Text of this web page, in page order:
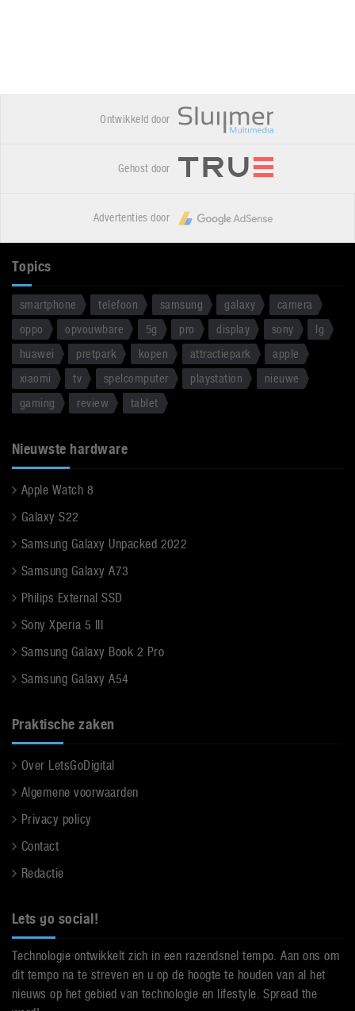
Ontwikkeld door
Gehost door
Advertenties door
Topics
smartphone telefoon samsung galaxy
camera
oppo
opvouwbare 5g pro display sony
lg
huawei
pretpark kopen attractiepark
apple
xiaomi
tv spelcomputer playstation
nieuwe
gaming
review tablet
Nieuwste hardware
Apple Watch 8
Galaxy S22
Samsung Galaxy Unpacked 2022
Samsung Galaxy A73
Philips External SSD
Sony Xperia 5 III
Samsung Galaxy Book 2 Pro
Samsung Galaxy A54
Praktische zaken
Over LetsGoDigital
Algemene voorwaarden
Privacy policy
Contact
Redactie
Lets go social!
Technologie ontwikkelt zich in een razendsnel tempo. Aan ons om
dit tempo na te streven en u op de hoogte te houden van al het
nieuws op het gebied van technologie en lifestyle. Spread the